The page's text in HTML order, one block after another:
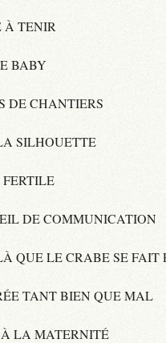
À TENIR
BABY
DE CHANTIERS
SILHOUETTE
FERTILE
DE COMMUNICATION
QUE LE CRABE SE FAIT
TANT BIEN QUE MAL
À LA MATERNITÉ